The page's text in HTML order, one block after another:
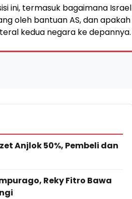
ini, termasuk bagaimana Israel
oleh bantuan AS, dan apakah
kedua negara ke depannya.
Anjlok 50%, Pembeli dan
Reky Fitro Bawa